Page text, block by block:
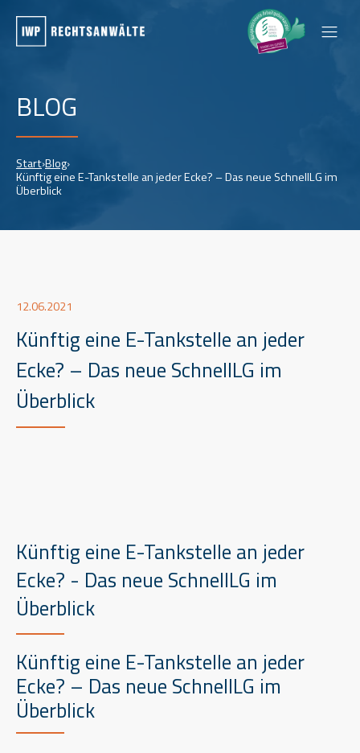
BLOG
Start›Blog›
Künftig eine E-Tankstelle an jeder Ecke? – Das neue SchnellLG im
Überblick
12.06.2021
Künftig eine E-Tankstelle an jeder
Ecke? – Das neue SchnellLG im
Überblick
Künftig eine E-Tankstelle an jeder
Ecke? - Das neue SchnellLG im
Überblick
Künftig eine E-Tankstelle an jeder
Ecke? – Das neue SchnellLG im
Überblick